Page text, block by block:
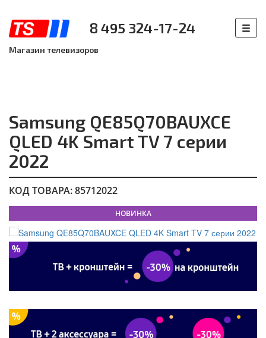
8 495 324-17-24
Магазин телевизоров
Samsung QE85Q70BAUXCE
QLED 4K Smart TV 7 серии
2022
КОД ТОВАРА: 85712022
НОВИНКА